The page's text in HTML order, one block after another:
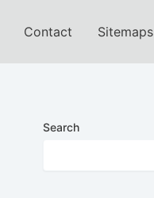
Contact Sitemaps
Search